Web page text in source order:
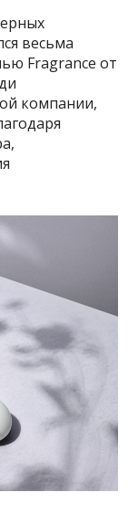
весьма
Fragrance от
компании,